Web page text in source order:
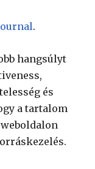
.
hangsúlyt
és
a tartalom